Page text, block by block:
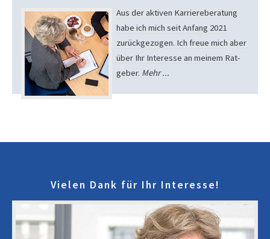
Aus der aktiven Karriere­beratung
habe ich mich seit Anfang 2021
zurück­gezogen. Ich freue mich aber
über Ihr Interesse an meinem Rat­
geber. Mehr ...
Vielen Dank für Ihr Interesse!